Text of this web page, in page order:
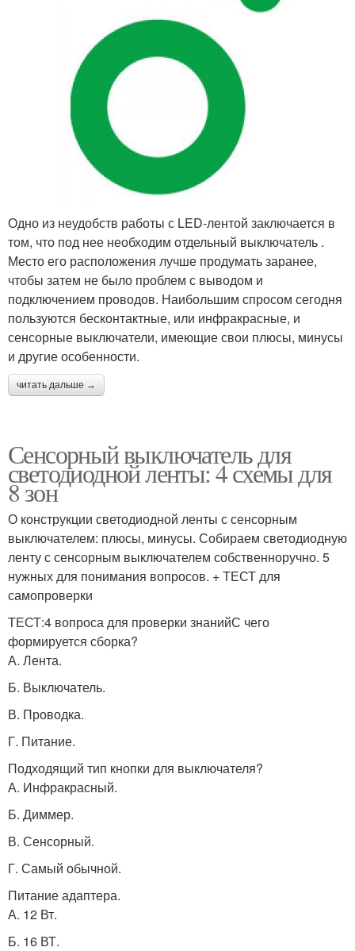
Одно из неудобств работы с LED-лентой заключается в
том, что под нее необходим отдельный выключатель .
Место его расположения лучше продумать заранее,
чтобы затем не было проблем с выводом и
подключением проводов. Наибольшим спросом сегодня
пользуются бесконтактные, или инфракрасные, и
сенсорные выключатели, имеющие свои плюсы, минусы
и другие особенности.
читать дальше →
Сенсорный выключатель для
светодиодной ленты: 4 схемы для
8 зон
О конструкции светодиодной ленты с сенсорным
выключателем: плюсы, минусы. Собираем светодиодную
ленту с сенсорным выключателем собственноручно. 5
нужных для понимания вопросов. + ТЕСТ для
самопроверки
ТЕСТ:4 вопроса для проверки знанийС чего
формируется сборка?
А. Лента.
Б. Выключатель.
В. Проводка.
Г. Питание.
Подходящий тип кнопки для выключателя?
А. Инфракрасный.
Б. Диммер.
В. Сенсорный.
Г. Самый обычной.
Питание адаптера.
А. 12 Вт.
Б. 16 ВТ.